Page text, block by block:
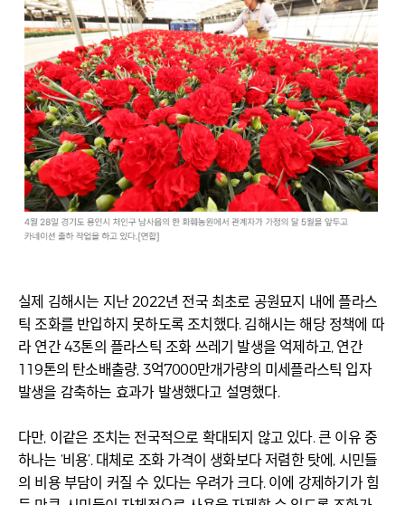
실제 김해시는 지난 2022년 전국 최초로 공원묘지 내에 플라스
틱 조화를 반입하지 못하도록 조치했다. 김해시는 해당 정책에 따
라 연간 43톤의 플라스틱 조화 쓰레기 발생을 억제하고, 연간
119톤의 탄소배출량, 3억7000만개가량의 미세플라스틱 입자
발생을 감축하는 효과가 발생했다고 설명했다.
다만, 이같은 조치는 전국적으로 확대되지 않고 있다. 큰 이유 중
하나는 ‘비용’. 대체로 조화 가격이 생화보다 저렴한 탓에, 시민들
의 비용 부담이 커질 수 있다는 우려가 크다. 이에 강제하기가 힘